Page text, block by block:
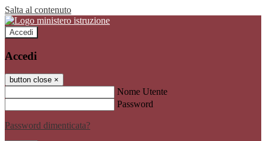
Salta al contenuto
Accedi
Accedi
button close ×
Nome Utente
Password
Password dimenticata?